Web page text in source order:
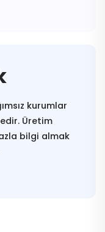
kurumlar
Üretim
bilgi almak